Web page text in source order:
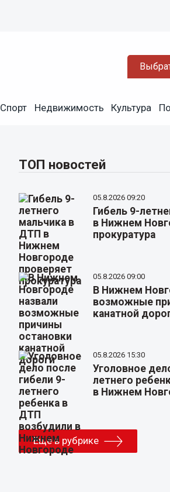
Спорт Недвижимость Культура
ТОП новостей
05.8.2026 09:20
Гибель 9-
в Нижнем
прокуратура
05.8.2026 09:00
В Нижнем
возможные
канатной
05.8.2026 15:30
Уголовное
летнего
в Нижнем
Еще в рубрике